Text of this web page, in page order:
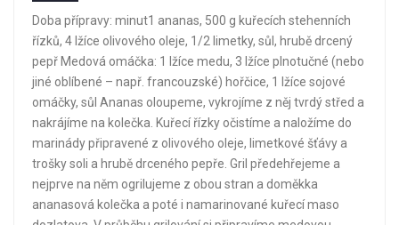
Doba přípravy: minut1 ananas, 500 g kuřecích stehenních
řízků, 4 lžíce olivového oleje, 1/2 limetky, sůl, hrubě drcený
pepř Medová omáčka: 1 lžíce medu, 3 lžíce plnotučné (nebo
jiné oblíbené – např. francouzské) hořčice, 1 lžíce sojové
omáčky, sůl Ananas oloupeme, vykrojíme z něj tvrdý střed a
nakrájíme na kolečka. Kuřecí řízky očistíme a naložíme do
marinády připravené z olivového oleje, limetkové šťávy a
trošky soli a hrubě drceného pepře. Gril předehřejeme a
nejprve na něm ogrilujeme z obou stran a doměkka
ananasová kolečka a poté i namarinované kuřecí maso